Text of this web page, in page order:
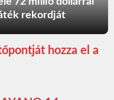
rekordját
hozza el a